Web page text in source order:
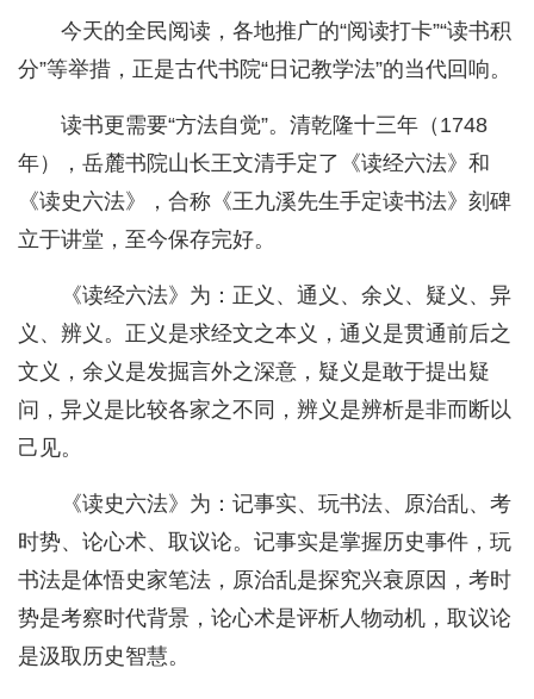
今天的全民阅读，各地推广的“阅读打卡”“读书积
分”等举措，正是古代书院“日记教学法”的当代回响。
读书更需要“方法自觉”。清乾隆十三年（1748
年），岳麓书院山长王文清手定了《读经六法》和
《读史六法》，合称《王九溪先生手定读书法》刻碑
立于讲堂，至今保存完好。
《读经六法》为：正义、通义、余义、疑义、异
义、辨义。正义是求经文之本义，通义是贯通前后之
文义，余义是发掘言外之深意，疑义是敢于提出疑
问，异义是比较各家之不同，辨义是辨析是非而断以
己见。
《读史六法》为：记事实、玩书法、原治乱、考
时势、论心术、取议论。记事实是掌握历史事件，玩
书法是体悟史家笔法，原治乱是探究兴衰原因，考时
势是考察时代背景，论心术是评析人物动机，取议论
是汲取历史智慧。